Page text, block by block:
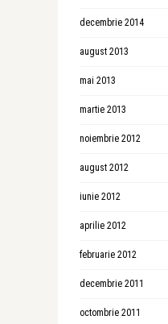
decembrie 2014
august 2013
mai 2013
martie 2013
noiembrie 2012
august 2012
iunie 2012
aprilie 2012
februarie 2012
decembrie 2011
octombrie 2011